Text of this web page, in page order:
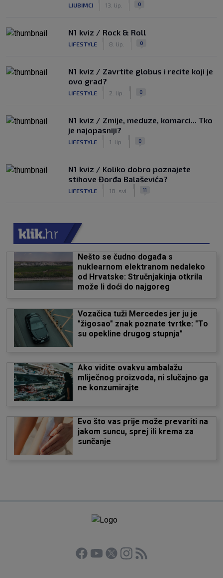
LJUBIMCI 13. lip. 0
N1 kviz / Rock & Roll
LIFESTYLE 8. lip. 0
N1 kviz / Zavrtite globus i recite koji je
ovo grad?
LIFESTYLE 2. lip. 0
N1 kviz / Zmije, meduze, komarci... Tko
je najopasniji?
LIFESTYLE 1. lip. 0
N1 kviz / Koliko dobro poznajete
stihove Đorđa Balaševića?
LIFESTYLE 18. svi. 11
Nešto se čudno događa s
nuklearnom elektranom nedaleko
od Hrvatske: Stručnjakinja otkrila
može li doći do najgoreg
Vozačica tuži Mercedes jer ju je
"žigosao" znak poznate tvrtke: "To
su opekline drugog stupnja"
Ako vidite ovakvu ambalažu
mliječnog proizvoda, ni slučajno ga
ne konzumirajte
Evo što vas prije može prevariti na
jakom suncu, sprej ili krema za
sunčanje